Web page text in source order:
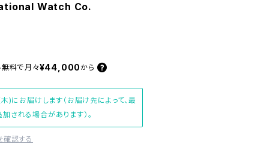
Watch Co.
料で月々¥44,000 から
にお届けします（お届け先によって、最
される場合があります）。
確認する